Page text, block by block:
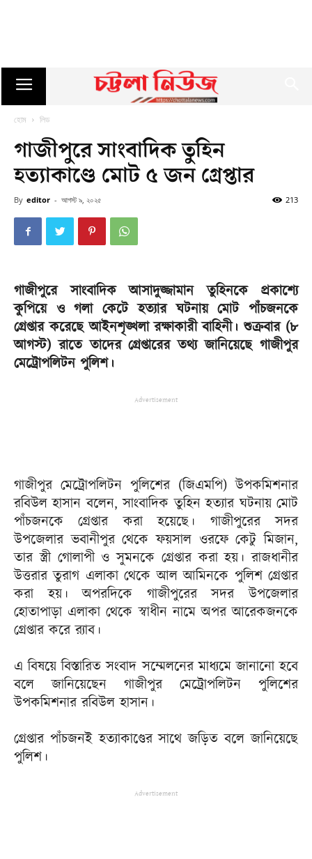
হোম লিড
গাজীপুরে সাংবাদিক তুহিন
হত্যাকাণ্ডে মোট ৫ জন গ্রেপ্তার
By editor - আগস্ট ৯, ২০২৫ 213
গাজীপুরে সাংবাদিক আসাদুজ্জামান তুহিনকে প্রকাশ্যে
কুপিয়ে ও গলা কেটে হত্যার ঘটনায় মোট পাঁচজনকে
গ্রেপ্তার করেছে আইনশৃঙ্খলা রক্ষাকারী বাহিনী। শুক্রবার (৮
আগস্ট) রাতে তাদের গ্রেপ্তারের তথ্য জানিয়েছে গাজীপুর
মেট্রোপলিটন পুলিশ।
Advertisement
গাজীপুর মেট্রোপলিটন পুলিশের (জিএমপি) উপকমিশনার
রবিউল হাসান বলেন, সাংবাদিক তুহিন হত্যার ঘটনায় মোট
পাঁচজনকে গ্রেপ্তার করা হয়েছে। গাজীপুরের সদর
উপজেলার ভবানীপুর থেকে ফয়সাল ওরফে কেটু মিজান,
তার স্ত্রী গোলাপী ও সুমনকে গ্রেপ্তার করা হয়। রাজধানীর
উত্তরার তুরাগ এলাকা থেকে আল আমিনকে পুলিশ গ্রেপ্তার
করা হয়। অপরদিকে গাজীপুরের সদর উপজেলার
হোতাপাড়া এলাকা থেকে স্বাধীন নামে অপর আরেকজনকে
গ্রেপ্তার করে র‌্যাব।
এ বিষয়ে বিস্তারিত সংবাদ সম্মেলনের মাধ্যমে জানানো হবে
বলে জানিয়েছেন গাজীপুর মেট্রোপলিটন পুলিশের
উপকমিশনার রবিউল হাসান।
গ্রেপ্তার পাঁচজনই হত্যাকাণ্ডের সাথে জড়িত বলে জানিয়েছে
পুলিশ।
Advertisement